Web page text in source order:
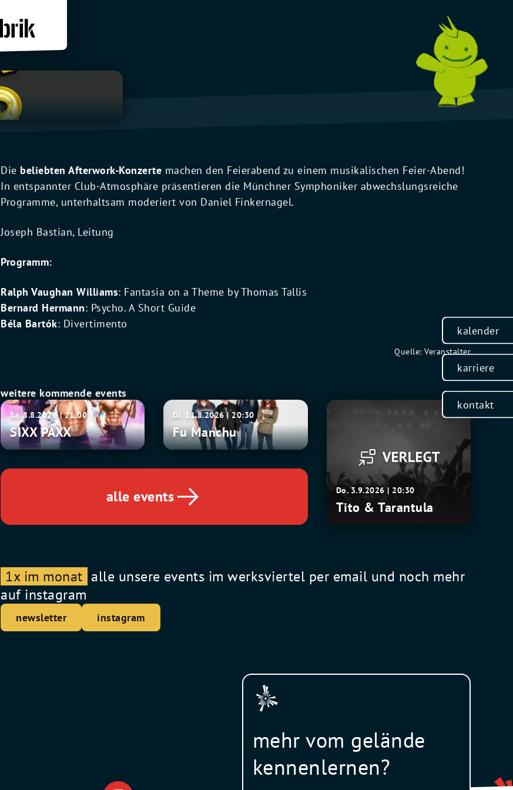
kalender
karriere
kontakt
Die beliebten Afterwork-Konzerte machen den Feierabend zu einem musikalischen Feier-Abend!
In entspannter Club-Atmosphäre präsentieren die Münchner Symphoniker abwechslungsreiche
Programme, unterhaltsam moderiert von Daniel Finkernagel.
Joseph Bastian, Leitung
Programm:
Ralph Vaughan Williams: Fantasia on a Theme by Thomas Tallis
Bernard Hermann: Psycho. A Short Guide
Béla Bartók: Divertimento
Quelle: Veranstalter
weitere kommende events
SIXX
PAXX
Sa. 8.8.2026 | 21:00
SIXX PAXX
Fu
Manchu
Di. 11.8.2026 | 20:30
Fu Manchu
Tito
Do. 3.9.2026 | 20:30
Tito & Tarantula
alle events
1x im monat alle unsere events im werksviertel per email und noch mehr
auf instagram
newsletter instagram
mehr vom gelände
kennenlernen?